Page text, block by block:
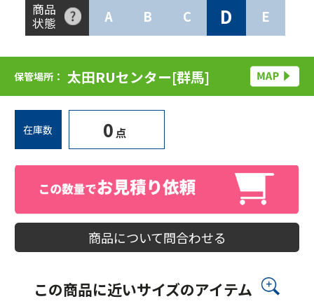
商品
状態
A B C D E
保管場所： 太田RUセンター[群馬]
在庫数 0 点
商品について問合わせる
この商品に近いサイズのアイテム